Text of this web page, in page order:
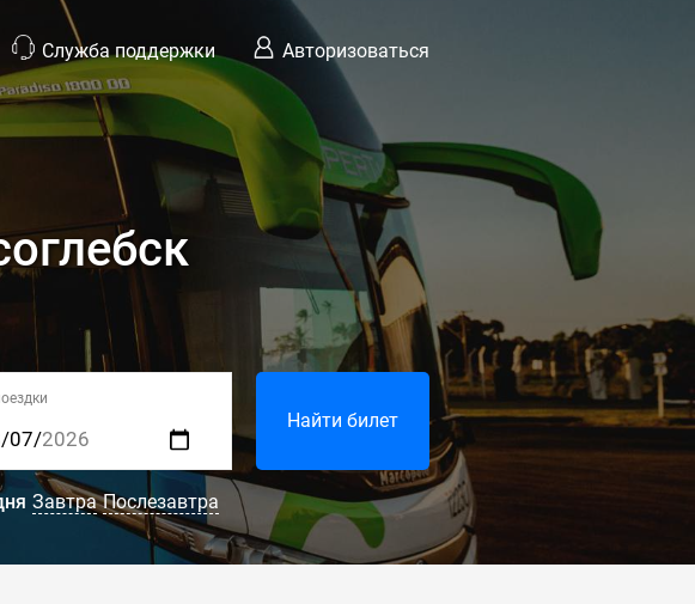
Служба поддержки Авторизоваться
Найти билет
Завтра Послезавтра